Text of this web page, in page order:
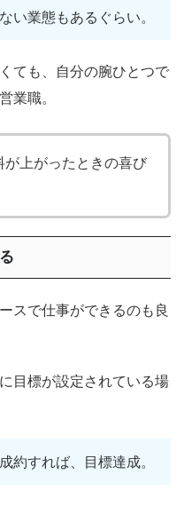
い業態もあるぐらい。
ても、自分の腕ひとつで
業職。
が上がったときの喜び
スで仕事ができるのも良
目標が設定されている場
約すれば、目標達成。